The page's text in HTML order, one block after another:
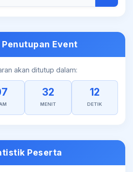
Event
akan ditutup dalam:
32
MENIT
12
DETIK
Peserta